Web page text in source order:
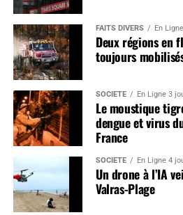
FAITS DIVERS En
Deux régions en
toujours
SOCIÉTÉ En Ligne 3
Le moustique
dengue et virus
France
SOCIÉTÉ En Ligne 4
Un drone à l’IA
Valras-Plage